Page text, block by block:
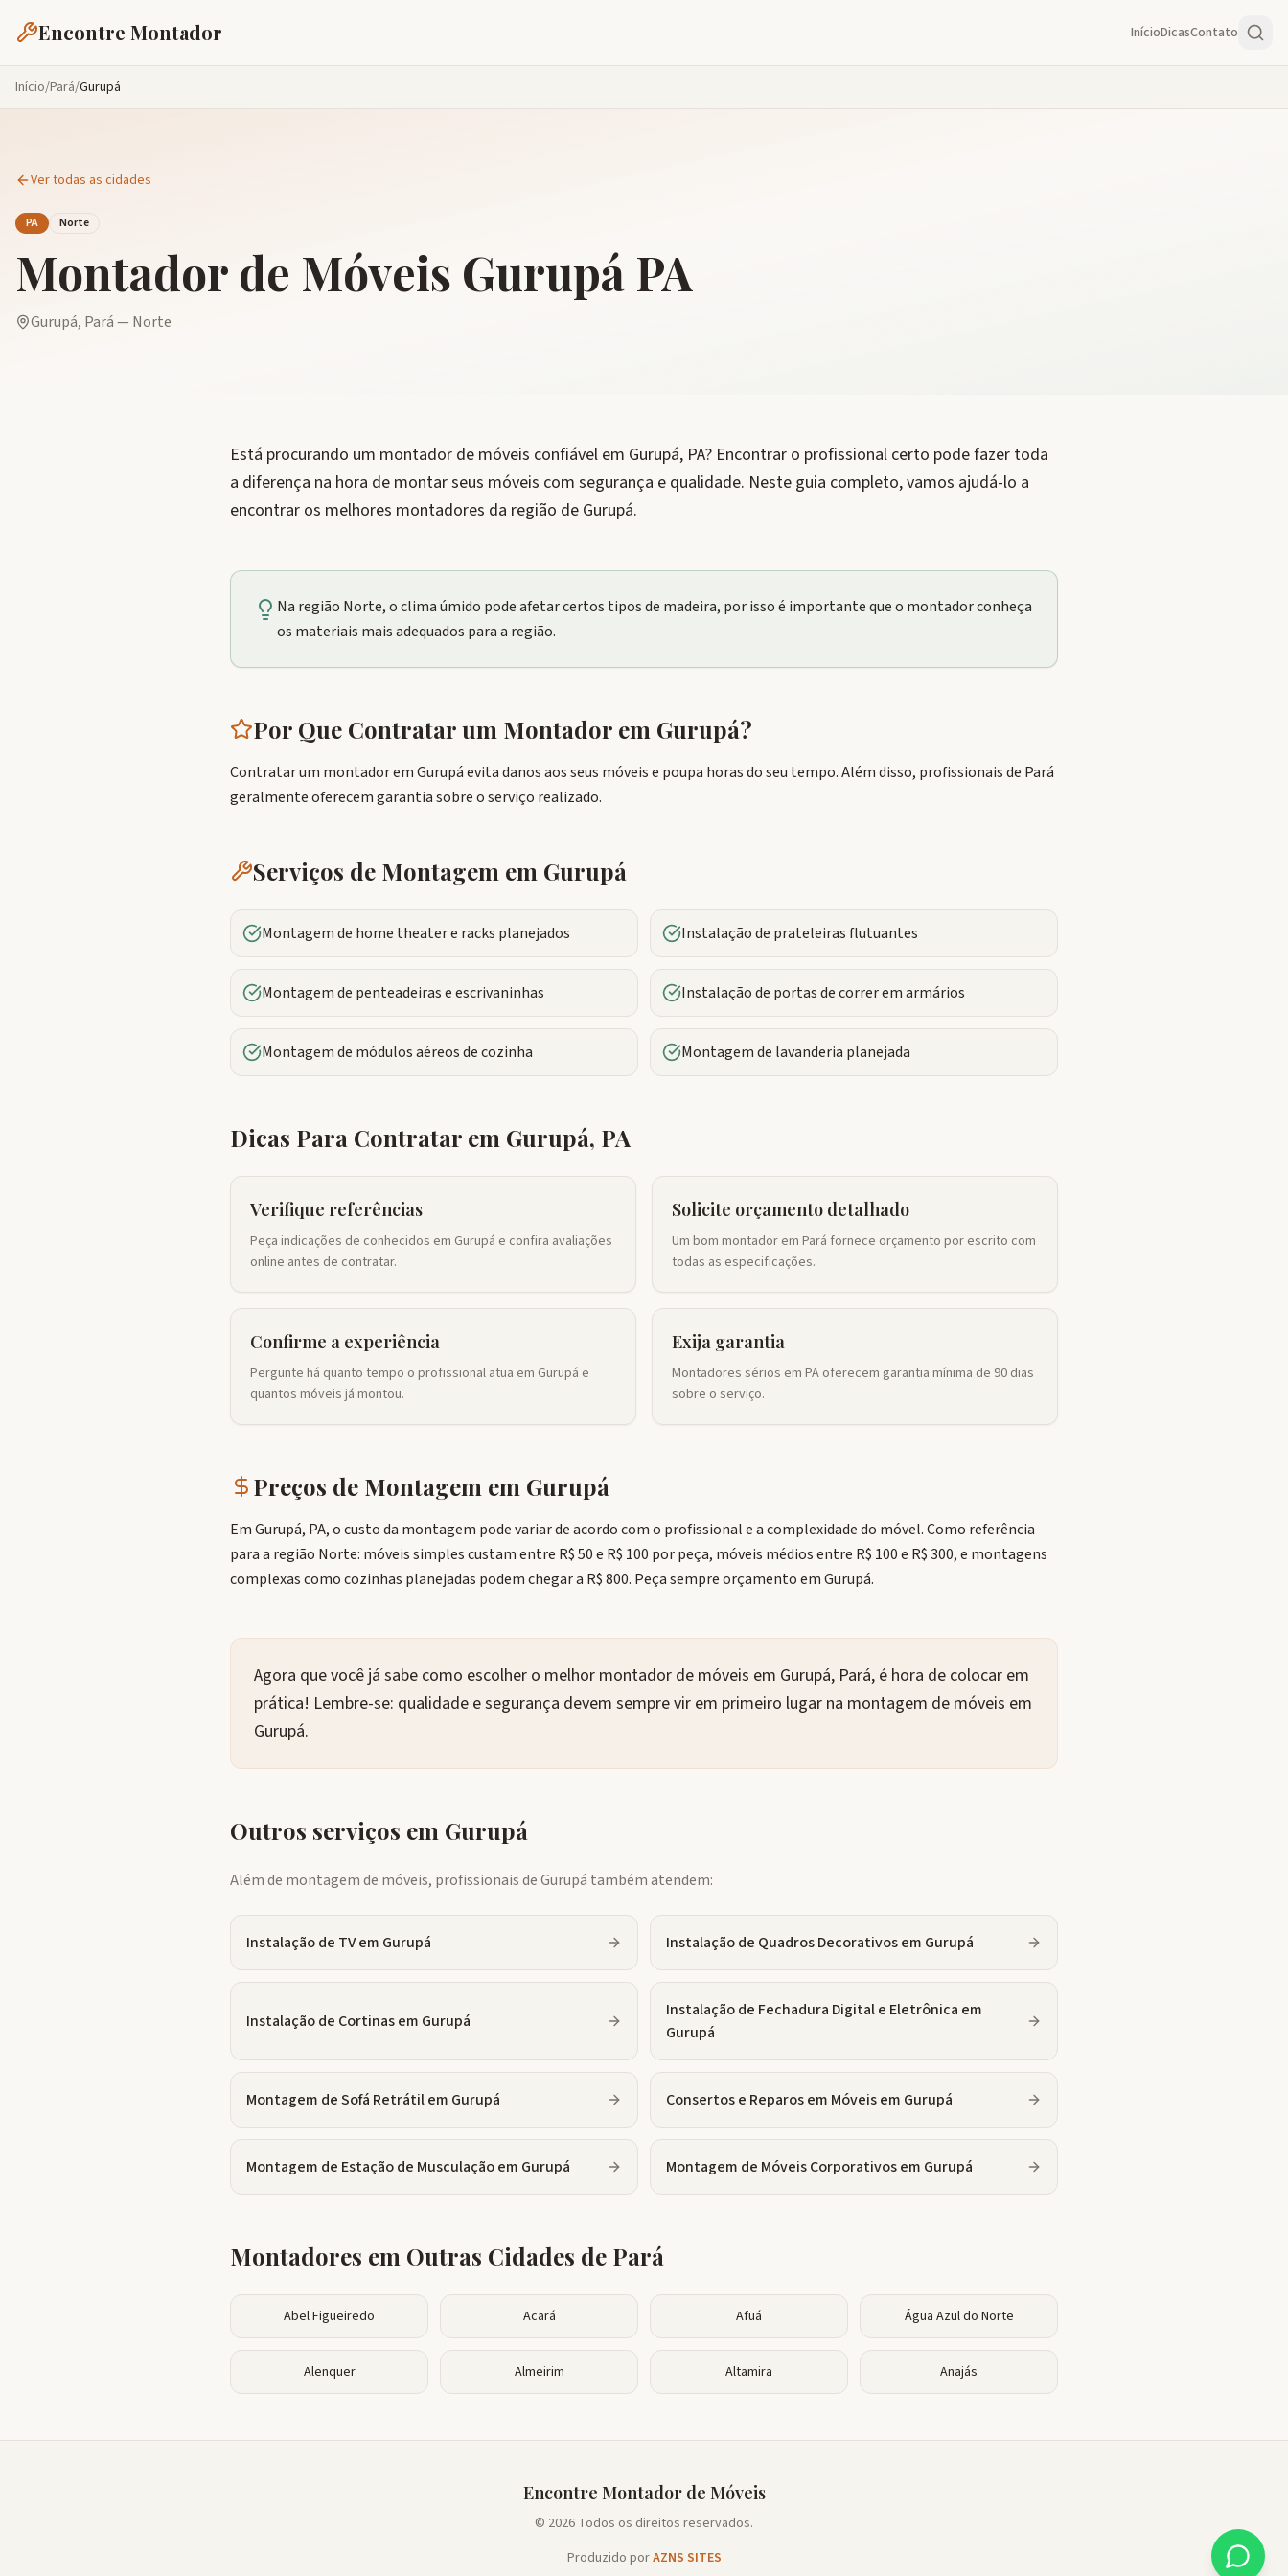
Encontre Montador InícioDicasContato
Início/Pará/Gurupá
Ver todas as cidades
PA Norte
Montador de Móveis Gurupá PA
Gurupá, Pará— Norte
Está procurando um montador de móveis confiável em Gurupá, PA? Encontrar o profissional certo pode fazer toda
a diferença na hora de montar seus móveis com segurança e qualidade. Neste guia completo, vamos ajudá-lo a
encontrar os melhores montadores da região de Gurupá.
Na região Norte, o clima úmido pode afetar certos tipos de madeira, por isso é importante que o montador conheça
os materiais mais adequados para a região.
Por Que Contratar um Montador em Gurupá?
Contratar um montador em Gurupá evita danos aos seus móveis e poupa horas do seu tempo. Além disso, profissionais de Pará
geralmente oferecem garantia sobre o serviço realizado.
Serviços de Montagem em Gurupá
Montagem de home theater e racks planejados Instalação de prateleiras flutuantes
Montagem de penteadeiras e escrivaninhas Instalação de portas de correr em armários
Montagem de módulos aéreos de cozinha Montagem de lavanderia planejada
Dicas Para Contratar em Gurupá, PA
Verifique referências
Peça indicações de conhecidos em Gurupá e confira avaliações
online antes de contratar.
Solicite orçamento detalhado
Um bom montador em Pará fornece orçamento por escrito com
todas as especificações.
Confirme a experiência
Pergunte há quanto tempo o profissional atua em Gurupá e
quantos móveis já montou.
Exija garantia
Montadores sérios em PA oferecem garantia mínima de 90 dias
sobre o serviço.
Preços de Montagem em Gurupá
Em Gurupá, PA, o custo da montagem pode variar de acordo com o profissional e a complexidade do móvel. Como referência
para a região Norte: móveis simples custam entre R$ 50 e R$ 100 por peça, móveis médios entre R$ 100 e R$ 300, e montagens
complexas como cozinhas planejadas podem chegar a R$ 800. Peça sempre orçamento em Gurupá.
Agora que você já sabe como escolher o melhor montador de móveis em Gurupá, Pará, é hora de colocar em
prática! Lembre-se: qualidade e segurança devem sempre vir em primeiro lugar na montagem de móveis em
Gurupá.
Outros serviços em Gurupá
Além de montagem de móveis, profissionais deGurupá também atendem:
Instalação de TVem Gurupá Instalação de Quadros Decorativosem Gurupá
Instalação de Cortinasem Gurupá
Instalação de Fechadura Digital e Eletrônica em
Gurupá
Montagem de Sofá Retrátilem Gurupá Consertos e Reparos em Móveisem Gurupá
Montagem de Estação de Musculaçãoem Gurupá Montagem de Móveis Corporativosem Gurupá
Montadores em Outras Cidades de Pará
Abel Figueiredo Acará Afuá Água Azul do Norte
Alenquer Almeirim Altamira Anajás
Encontre Montador de Móveis
© 2026 Todos os direitos reservados.
Produzido porAZNS SITES